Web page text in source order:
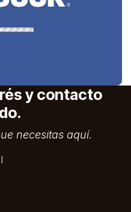
y contacto
necesitas aquí.